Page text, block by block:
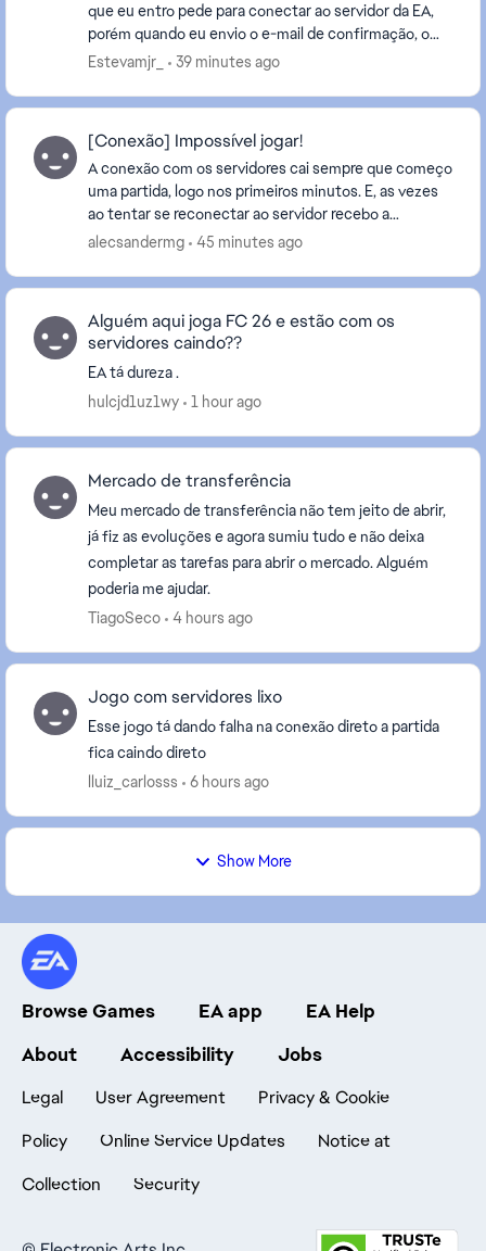
que eu entro pede para conectar ao servidor da EA,
porém quando eu envio o e-mail de confirmação, o
código nunca chega, tentei mudar o e-mail no site ...
Estevamjr_ 39 minutes ago
[Conexão] Impossível jogar!
A conexão com os servidores cai sempre que começo
uma partida, logo nos primeiros minutos. E, as vezes
ao tentar se reconectar ao servidor recebo a
mensagem que o servidor da EA está indisponível.
alecsandermg 45 minutes ago
Alguém aqui joga FC 26 e estão com os
servidores caindo??
EA tá dureza .
hulcjd1uz1wy
1 hour ago
Mercado de transferência
Meu mercado de transferência não tem jeito de abrir,
já fiz as evoluções e agora sumiu tudo e não deixa
completar as tarefas para abrir o mercado. Alguém
poderia me ajudar.
TiagoSeco
4 hours ago
Jogo com servidores lixo
Esse jogo tá dando falha na conexão direto a partida
fica caindo direto
lluiz_carlosss
6 hours ago
Show More
Browse Games EA app
EA Help
About
Accessibility Jobs
Legal User Agreement
Privacy & Cookie
Policy
Online Service Updates
Notice at
Collection
Security